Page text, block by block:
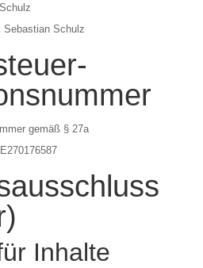
Sebastian Schulz
gemäß § 27a
Inhalte